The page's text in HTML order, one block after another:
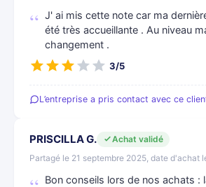
J' ai mis cette note car ma
été très accueillante . Au niveau
changement .
3/5
L’entreprise a pris contact avec ce
PRISCILLA G.
Achat validé
Partagé le 21 septembre 2025, date d'achat
Bon conseils lors de nos achats :